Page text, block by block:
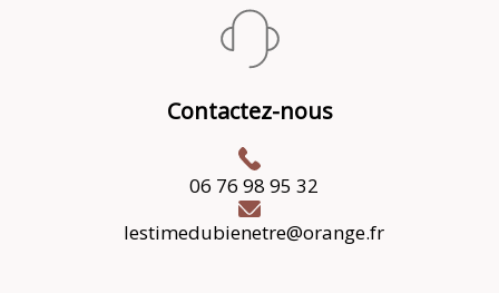
Contactez-nous
06 76 98 95 32
lestimedubienetre@orange.fr